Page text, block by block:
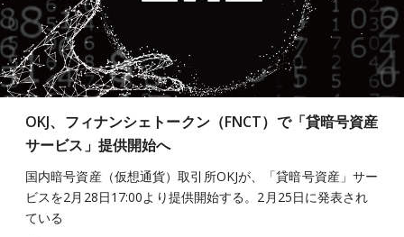
OKJ、フィナンシェトークン（FNCT）で「貸暗号資産
サービス」提供開始へ
国内暗号資産（仮想通貨）取引所OKJが、「貸暗号資産」サー
ビスを2月28日17:00より提供開始する。2月25日に発表され
ている